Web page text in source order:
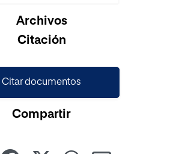
Archivos
Citación
Citar documentos
Compartir